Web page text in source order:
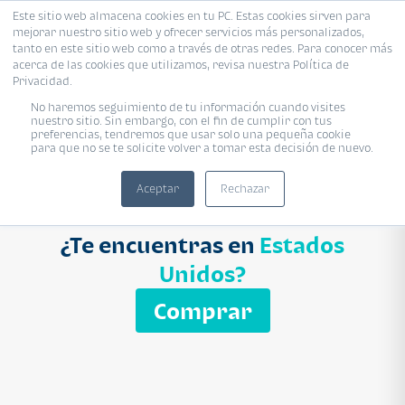
Este sitio web almacena cookies en tu PC. Estas cookies sirven para
mejorar nuestro sitio web y ofrecer servicios más personalizados,
tanto en este sitio web como a través de otras redes. Para conocer más
acerca de las cookies que utilizamos, revisa nuestra Política de
Privacidad.
No haremos seguimiento de tu información cuando visites
nuestro sitio. Sin embargo, con el fin de cumplir con tus
preferencias, tendremos que usar solo una pequeña cookie
para que no se te solicite volver a tomar esta decisión de nuevo.
Aceptar Rechazar
Proyecto Modelo Inmobiliaria
Ingresa el nombre del proyecto
Buscar
¿Te encuentras en Estados
Unidos?
Comprar